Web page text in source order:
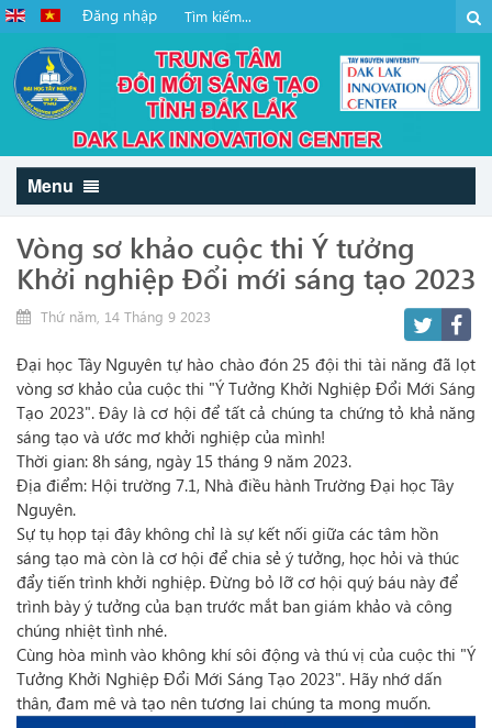
Đăng nhập
Menu
Vòng sơ khảo cuộc thi Ý tưởng
Khởi nghiệp Đổi mới sáng tạo 2023
Thứ năm, 14 Tháng 9 2023
Đại học Tây Nguyên tự hào chào đón 25 đội thi tài năng đã lọt
vòng sơ khảo của cuộc thi "Ý Tưởng Khởi Nghiệp Đổi Mới Sáng
Tạo 2023". Đây là cơ hội để tất cả chúng ta chứng tỏ khả năng
sáng tạo và ước mơ khởi nghiệp của mình!
Thời gian: 8h sáng, ngày 15 tháng 9 năm 2023.
Địa điểm: Hội trường 7.1, Nhà điều hành Trường Đại học Tây
Nguyên.
Sự tụ họp tại đây không chỉ là sự kết nối giữa các tâm hồn
sáng tạo mà còn là cơ hội để chia sẻ ý tưởng, học hỏi và thúc
đẩy tiến trình khởi nghiệp. Đừng bỏ lỡ cơ hội quý báu này để
trình bày ý tưởng của bạn trước mắt ban giám khảo và công
chúng nhiệt tình nhé.
Cùng hòa mình vào không khí sôi động và thú vị của cuộc thi "Ý
Tưởng Khởi Nghiệp Đổi Mới Sáng Tạo 2023". Hãy nhớ dấn
thân, đam mê và tạo nên tương lai chúng ta mong muốn.